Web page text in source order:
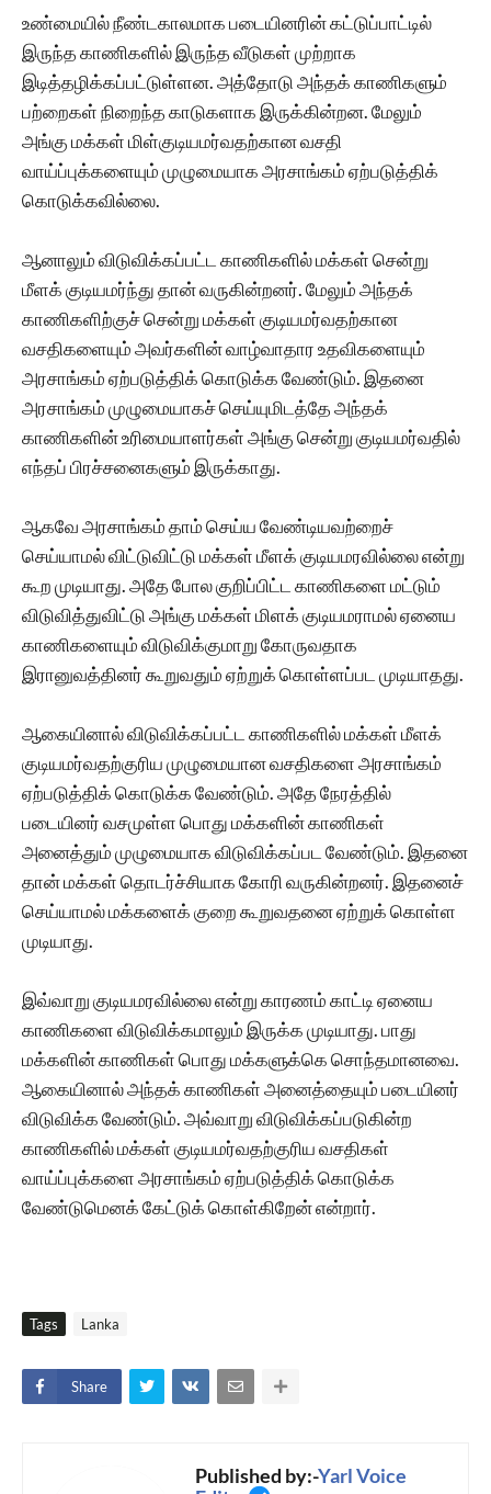
உண்மையில் நீண்டகாலமாக படையினரின் கட்டுப்பாட்டில்
இருந்த காணிகளில் இருந்த வீடுகள் முற்றாக
இடித்தழிக்கப்பட்டுள்ளன. அத்தோடு அந்தக் காணிகளும்
பற்றைகள் நிறைந்த காடுகளாக இருக்கின்றன. மேலும்
அங்கு மக்கள் மிள்குடியமர்வதற்கான வசதி
வாய்ப்புக்களையும் முழுமையாக அரசாங்கம் ஏற்படுத்திக்
கொடுக்கவில்லை.
ஆனாலும் விடுவிக்கப்பட்ட காணிகளில் மக்கள் சென்று
மீளக் குடியமர்ந்து தான் வருகின்றனர். மேலும் அந்தக்
காணிகளிற்குச் சென்று மக்கள் குடியமர்வதற்கான
வசதிகளையும் அவர்களின் வாழ்வாதார உதவிகளையும்
அரசாங்கம் ஏற்படுத்திக் கொடுக்க வேண்டும். இதனை
அரசாங்கம் முழுமையாகச் செய்யுமிடத்தே அந்தக்
காணிகளின் உரிமையாளர்கள் அங்கு சென்று குடியமர்வதில்
எந்தப் பிரச்சனைகளும் இருக்காது.
ஆகவே அரசாங்கம் தாம் செய்ய வேண்டியவற்றைச்
செய்யாமல் விட்டுவிட்டு மக்கள் மீளக் குடியமரவில்லை என்று
கூற முடியாது. அதே போல குறிப்பிட்ட காணிகளை மட்டும்
விடுவித்துவிட்டு அங்கு மக்கள் மிளக் குடியமராமல் ஏனைய
காணிகளையும் விடுவிக்குமாறு கோருவதாக
இரானுவத்தினர் கூறுவதும் ஏற்றுக் கொள்ளப்பட முடியாதது.
ஆகையினால் விடுவிக்கப்பட்ட காணிகளில் மக்கள் மீளக்
குடியமர்வதற்குரிய முழுமையான வசதிகளை அரசாங்கம்
ஏற்படுத்திக் கொடுக்க வேண்டும். அதே நேரத்தில்
படையினர் வசமுள்ள பொது மக்களின் காணிகள்
அனைத்தும் முழுமையாக விடுவிக்கப்பட வேண்டும். இதனை
தான் மக்கள் தொடர்ச்சியாக கோரி வருகின்றனர். இதனைச்
செய்யாமல் மக்களைக் குறை கூறுவதனை ஏற்றுக் கொள்ள
முடியாது.
இவ்வாறு குடியமரவில்லை என்று காரணம் காட்டி ஏனைய
காணிகளை விடுவிக்கமாலும் இருக்க முடியாது. பாது
மக்களின் காணிகள் பொது மக்களுக்கெ சொந்தமானவை.
ஆகையினால் அந்தக் காணிகள் அனைத்தையும் படையினர்
விடுவிக்க வேண்டும். அவ்வாறு விடுவிக்கப்படுகின்ற
காணிகளில் மக்கள் குடியமர்வதற்குரிய வசதிகள்
வாய்ப்புக்களை அரசாங்கம் ஏற்படுத்திக் கொடுக்க
வேண்டுமெனக் கேட்டுக் கொள்கிறேன் என்றார்.
Tags Lanka
Share
Published by:-Yarl Voice